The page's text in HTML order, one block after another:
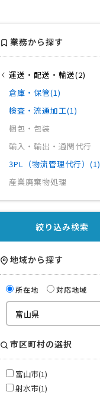
業務から探す
運送・配送・輸送(2)
倉庫・保管(1)
検査・流通加工(1)
梱包・包装
輸入・輸出・通関代行
3PL（物流管理代行）(1)
産業廃棄物処理
絞り込み検索
地域から探す
所在地 対応地域
市区町村の選択
富山市(1)
射水市(1)